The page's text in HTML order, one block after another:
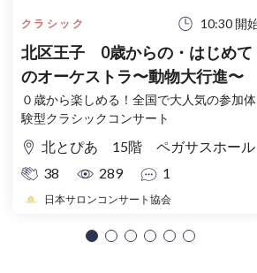
クラシック 10:30 開
北区王子 0歳からの・はじめて
のオーケストラ〜動物大行進〜
０歳から楽しめる！全国で大人気の参加体
験型クラシックコンサート
北とぴあ 15階 ペガサスホール
38
289 1
日本サロンコンサート協会